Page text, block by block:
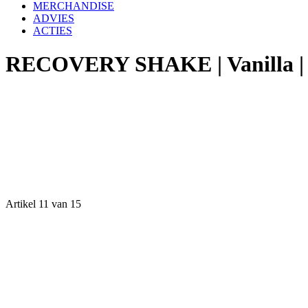
MERCHANDISE
ADVIES
ACTIES
RECOVERY SHAKE | Vanilla
Artikel 11 van 15